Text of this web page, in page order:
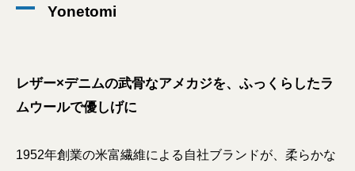
Yonetomi
レザー×デニムの武骨なアメカジを、ふっくらしたラ
ムウールで優しげに
1952年創業の米富繊維による自社ブランドが、柔らかな